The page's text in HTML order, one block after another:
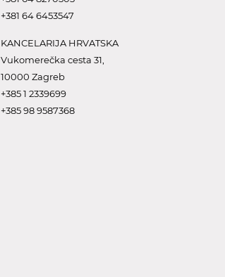
+381 64 6453547
KANCELARIJA HRVATSKA
Vukomerečka cesta 31,
10000 Zagreb
+385 1 2339699
+385 98 9587368